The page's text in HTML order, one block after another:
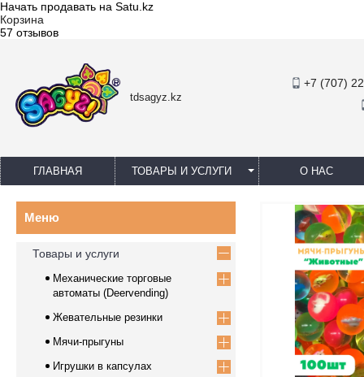
Начать продавать на Satu.kz
Корзина
57 отзывов
tdsagyz.kz
+7 (707)
ГЛАВНАЯ ТОВАРЫ И УСЛУГИ О НАС
Товары и услуги
Механические торговые
автоматы (Deervending)
Жевательные резинки
Мячи-прыгуны
Игрушки в капсулах